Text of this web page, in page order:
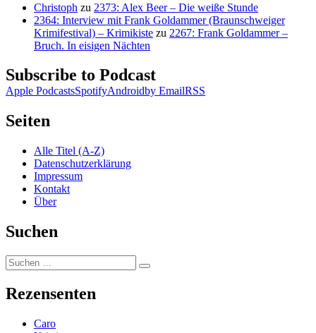
Christoph zu 2373: Alex Beer – Die weiße Stunde
2364: Interview mit Frank Goldammer (Braunschweiger
Krimifestival) – Krimikiste zu 2267: Frank Goldammer –
Bruch. In eisigen Nächten
Subscribe to Podcast
Apple PodcastsSpotifyAndroidby EmailRSS
Seiten
Alle Titel (A-Z)
Datenschutzerklärung
Impressum
Kontakt
Über
Suchen
Suchen
nach:
Suchen
Rezensenten
Caro